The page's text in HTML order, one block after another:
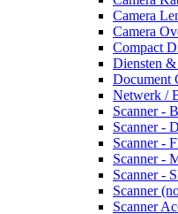
Camera
Camera
Compact
Diensten
Document
Netwerk /
Scanner -
Scanner -
Scanner -
Scanner -
Scanner -
Scanner
Scanner